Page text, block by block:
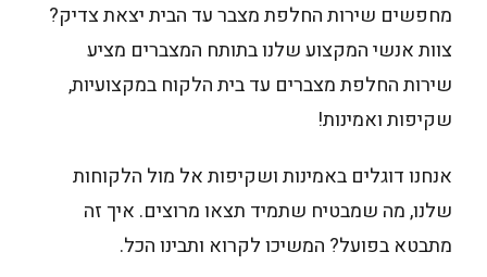
מחפשים שירות החלפת מצבר עד הבית יצאת צדיק?
צוות אנשי המקצוע שלנו בתותח המצברים מציע
שירות החלפת מצברים עד בית הלקוח במקצועיות,
שקיפות ואמינות!
אנחנו דוגלים באמינות ושקיפות אל מול הלקוחות
שלנו, מה שמבטיח שתמיד תצאו מרוצים. איך זה
מתבטא בפועל? המשיכו לקרוא ותבינו הכל.